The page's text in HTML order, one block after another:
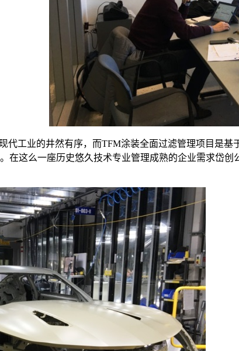
代工业的井然有序，而TFM涂装全面过滤管理项目是基
在这么一座历史悠久技术专业管理成熟的企业需求岱创